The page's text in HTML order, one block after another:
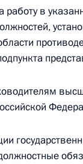
г. № 242-ФЗ
первой и
г. № 246-ФЗ
работу в